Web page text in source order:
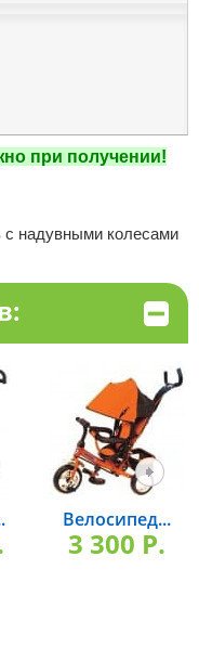
при получении!
с надувными колесами
Велосипед...
3 300 P.